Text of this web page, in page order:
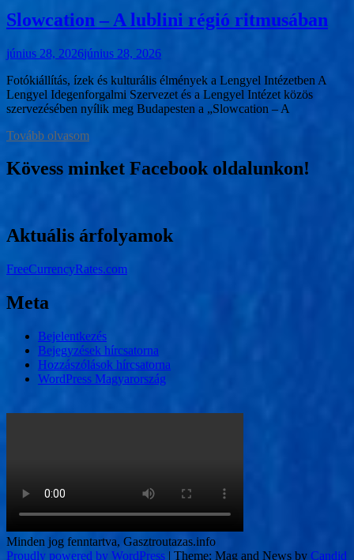
Slowcation – A lublini régió ritmusában
június 28, 2026június 28, 2026
Fotókiállítás, ízek és kulturális élmények a Lengyel Intézetben A
Lengyel Idegenforgalmi Szervezet és a Lengyel Intézet közös
szervezésében nyílik meg Budapesten a „Slowcation – A
Tovább olvasom
Kövess minket Facebook oldalunkon!
Aktuális árfolyamok
FreeCurrencyRates.com
Meta
Bejelentkezés
Bejegyzések hírcsatorna
Hozzászólások hírcsatorna
WordPress Magyarország
Minden jog fenntartva, Gasztroutazas.info
Proudly powered by WordPress | Theme: Mag and News by Candid